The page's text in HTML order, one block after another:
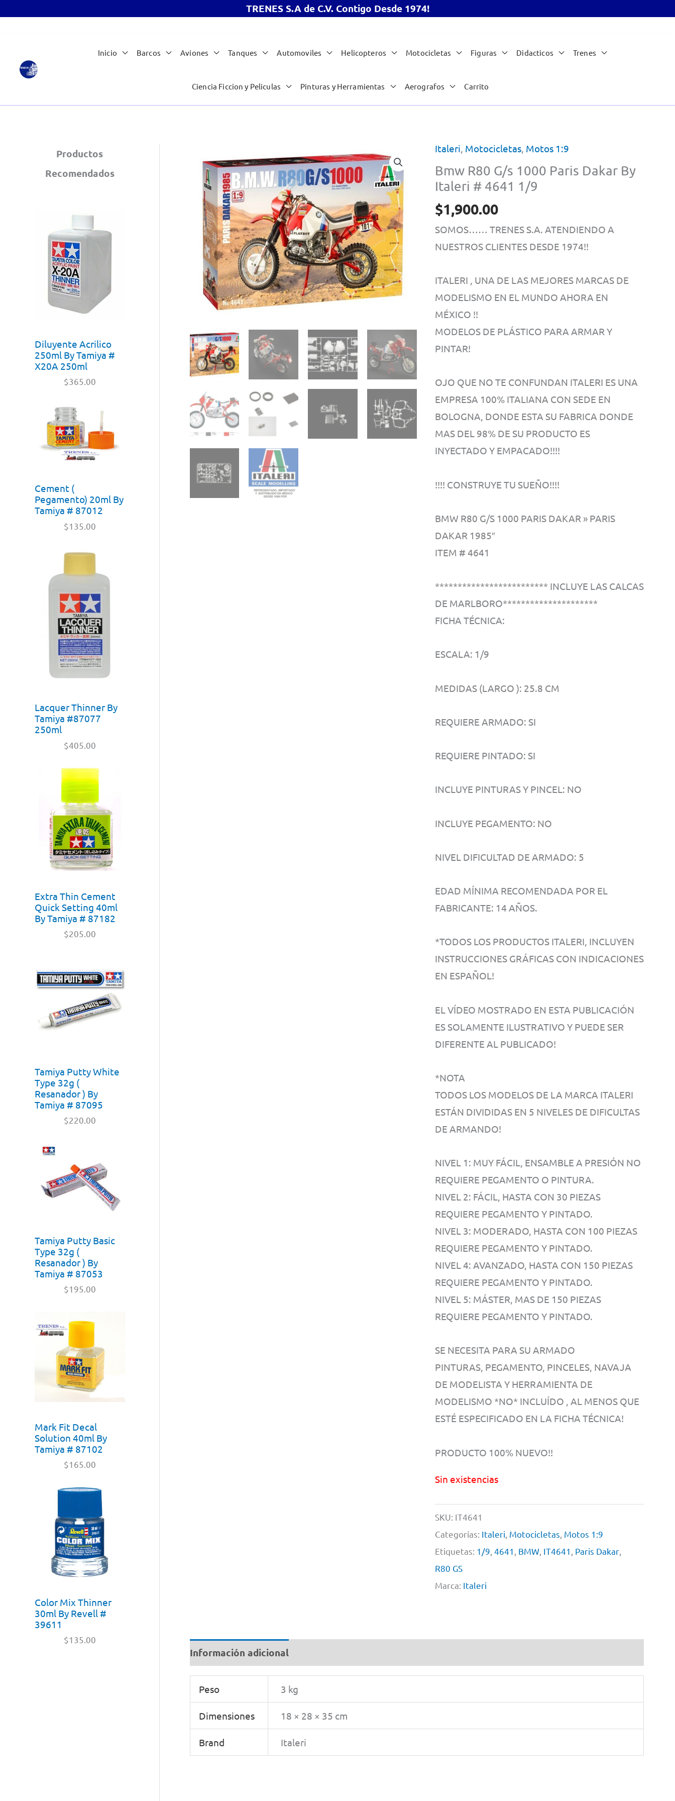
TRENES S.A de C.V. Contigo Desde 1974!
contenido
Inicio Barcos Aviones Tanques Automoviles Helicopteros Motocicletas Figuras Didacticos Trenes
Ciencia Ficcion y Peliculas Pinturas y Herramientas Aerografos Carrito
Productos
Recomendados
Diluyente Acrilico
250ml By Tamiya #
X20A 250ml
$365.00
Cement (
Pegamento) 20ml By
Tamiya # 87012
$135.00
Lacquer Thinner By
Tamiya #87077
250ml
$405.00
Extra Thin Cement
Quick Setting 40ml
By Tamiya # 87182
$205.00
Tamiya Putty White
Type 32g (
Resanador ) By
Tamiya # 87095
$220.00
Tamiya Putty Basic
Type 32g (
Resanador ) By
Tamiya # 87053
$195.00
Mark Fit Decal
Solution 40ml By
Tamiya # 87102
$165.00
Color Mix Thinner
30ml By Revell #
39611
$135.00
Italeri, Motocicletas, Motos 1:9
Bmw R80 G/s 1000 Paris Dakar By
Italeri # 4641 1/9
$1,900.00
SOMOS…… TRENES S.A. ATENDIENDO A
NUESTROS CLIENTES DESDE 1974!!
ITALERI , UNA DE LAS MEJORES MARCAS DE
MODELISMO EN EL MUNDO AHORA EN
MÉXICO !!
MODELOS DE PLÁSTICO PARA ARMAR Y
PINTAR!
OJO QUE NO TE CONFUNDAN ITALERI ES UNA
EMPRESA 100% ITALIANA CON SEDE EN
BOLOGNA, DONDE ESTA SU FABRICA DONDE
MAS DEL 98% DE SU PRODUCTO ES
INYECTADO Y EMPACADO!!!!
!!!! CONSTRUYE TU SUEÑO!!!!
BMW R80 G/S 1000 PARIS DAKAR » PARIS
DAKAR 1985″
ITEM # 4641
************************* INCLUYE LAS CALCAS
DE MARLBORO*********************
FICHA TÉCNICA:
ESCALA: 1/9
MEDIDAS (LARGO ): 25.8 CM
REQUIERE ARMADO: SI
REQUIERE PINTADO: SI
INCLUYE PINTURAS Y PINCEL: NO
INCLUYE PEGAMENTO: NO
NIVEL DIFICULTAD DE ARMADO: 5
EDAD MÍNIMA RECOMENDADA POR EL
FABRICANTE: 14 AÑOS.
*TODOS LOS PRODUCTOS ITALERI, INCLUYEN
INSTRUCCIONES GRÁFICAS CON INDICACIONES
EN ESPAÑOL!
EL VÍDEO MOSTRADO EN ESTA PUBLICACIÓN
ES SOLAMENTE ILUSTRATIVO Y PUEDE SER
DIFERENTE AL PUBLICADO!
*NOTA
TODOS LOS MODELOS DE LA MARCA ITALERI
ESTÁN DIVIDIDAS EN 5 NIVELES DE DIFICULTAS
DE ARMANDO!
NIVEL 1: MUY FÁCIL, ENSAMBLE A PRESIÓN NO
REQUIERE PEGAMENTO O PINTURA.
NIVEL 2: FÁCIL, HASTA CON 30 PIEZAS
REQUIERE PEGAMENTO Y PINTADO.
NIVEL 3: MODERADO, HASTA CON 100 PIEZAS
REQUIERE PEGAMENTO Y PINTADO.
NIVEL 4: AVANZADO, HASTA CON 150 PIEZAS
REQUIERE PEGAMENTO Y PINTADO.
NIVEL 5: MÁSTER, MAS DE 150 PIEZAS
REQUIERE PEGAMENTO Y PINTADO.
SE NECESITA PARA SU ARMADO
PINTURAS, PEGAMENTO, PINCELES, NAVAJA
DE MODELISTA Y HERRAMIENTA DE
MODELISMO *NO* INCLUÍDO , AL MENOS QUE
ESTÉ ESPECIFICADO EN LA FICHA TÉCNICA!
PRODUCTO 100% NUEVO!!
Sin existencias
SKU: IT4641
Categorías: Italeri, Motocicletas, Motos 1:9
Etiquetas: 1/9, 4641, BMW, IT4641, Paris Dakar,
R80 GS
Marca: Italeri
Información adicional
Peso 3 kg
Dimensiones 18 × 28 × 35 cm
Brand Italeri